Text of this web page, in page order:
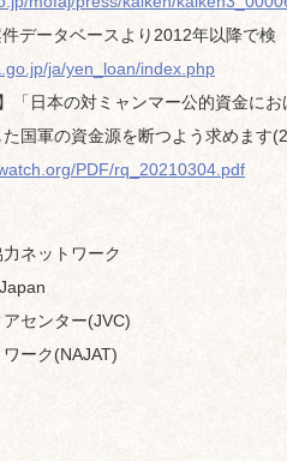
件データベースより2012年以降で検
ja/yen_loan/index.php
「日本の対ミャンマー公的資金に
た国軍の資金源を断つよう求めます
PDF/rq_20210304.pdf
ネットワーク
センター(JVC)
ーク(NAJAT)